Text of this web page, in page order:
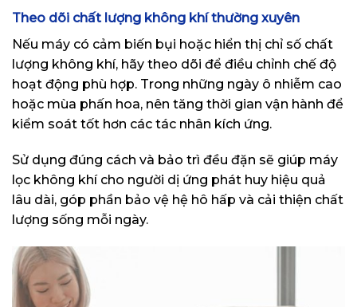
Theo dõi chất lượng không khí thường xuyên
Nếu máy có cảm biến bụi hoặc hiển thị chỉ số chất
lượng không khí, hãy theo dõi để điều chỉnh chế độ
hoạt động phù hợp. Trong những ngày ô nhiễm cao
hoặc mùa phấn hoa, nên tăng thời gian vận hành để
kiểm soát tốt hơn các tác nhân kích ứng.
Sử dụng đúng cách và bảo trì đều đặn sẽ giúp máy
lọc không khí cho người dị ứng phát huy hiệu quả
lâu dài, góp phần bảo vệ hệ hô hấp và cải thiện chất
lượng sống mỗi ngày.